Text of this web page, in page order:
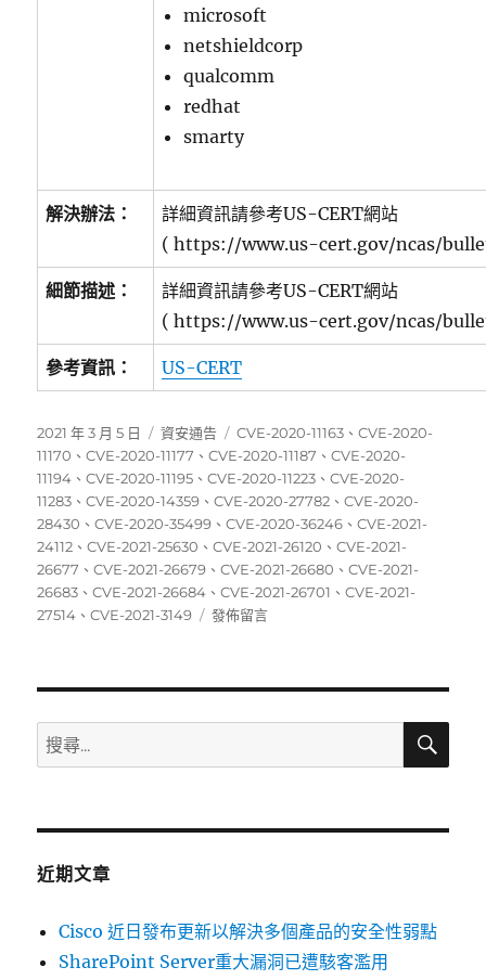
microsoft
netshieldcorp
qualcomm
redhat
smarty
解決辦法：
詳細資訊請參考US-CERT網站
( https://www.us-cert.gov/ncas/
細節描述：
詳細資訊請參考US-CERT網站
( https://www.us-cert.gov/ncas/
參考資訊： US-CERT
發
佈
日
期:
2021 年 3 月 5 日
分
類
資安通告
標
籤
CVE-2020-11163 、CVE-2020-
11170 、CVE-2020-11177 、CVE-2020-11187 、CVE-2020-
11194 、CVE-2020-11195 、CVE-2020-11223 、CVE-2020-
11283 、CVE-2020-14359 、CVE-2020-27782 、CVE-2020-
28430 、CVE-2020-35499 、CVE-2020-36246 、CVE-2021-
24112 、CVE-2021-25630 、CVE-2021-26120 、CVE-2021-
26677 、CVE-2021-26679 、CVE-2021-26680 、CVE-2021-
26683 、CVE-2021-26684 、CVE-2021-26701 、CVE-2021-
27514 、CVE-2021-3149
在
點
脅
發佈留言
搜
尋
鍵
搜
近期文章
Cisco 近日發布更新以解決多個產品的安全性弱點
SharePoint Server重大漏洞已遭駭客濫用